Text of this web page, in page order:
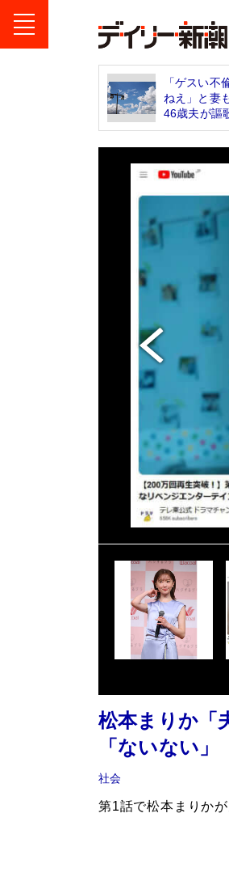
「ゲスい不
ねえ」と
46歳夫が謳
松本まりか「
「ないない」
社会
第1話で松本まりか